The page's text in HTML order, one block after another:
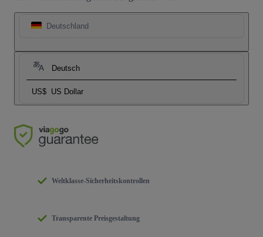
Deutschland
Deutsch
US$ US Dollar
Weltklasse-Sicherheitskontrollen
Transparente Preisgestaltung